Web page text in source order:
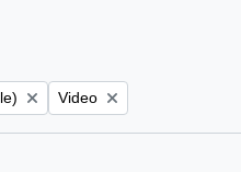
Remove filter:
Video